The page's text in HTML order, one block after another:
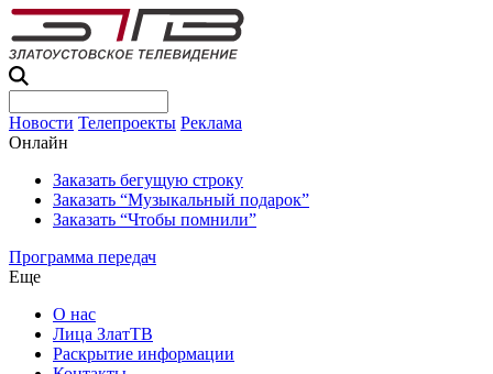
Новости Телепроекты Реклама
Онлайн
Заказать бегущую строку
Заказать “Музыкальный подарок”
Заказать “Чтобы помнили”
Программа передач
Еще
О нас
Лица ЗлатТВ
Раскрытие информации